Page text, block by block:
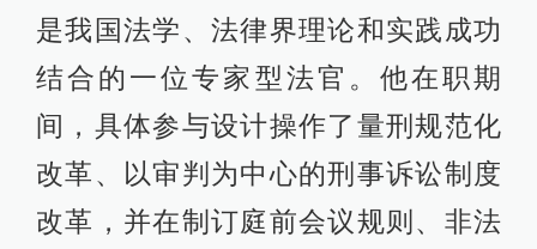
是我国法学、法律界理论和实践成功
结合的一位专家型法官。他在职期
间，具体参与设计操作了量刑规范化
改革、以审判为中心的刑事诉讼制度
改革，并在制订庭前会议规则、非法